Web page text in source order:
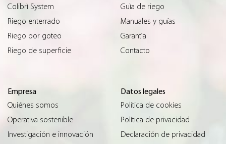
Colibrì System
Riego enterrado
Riego por goteo
Riego de superficie
Guìa de riego
Manuales y guías
Garantìa
Contacto
Empresa
Quiénes somos
Operativa sostenible
Investigación e innovación
Datos legales
Política de cookies
Política de privacidad
Declaración de privacidad